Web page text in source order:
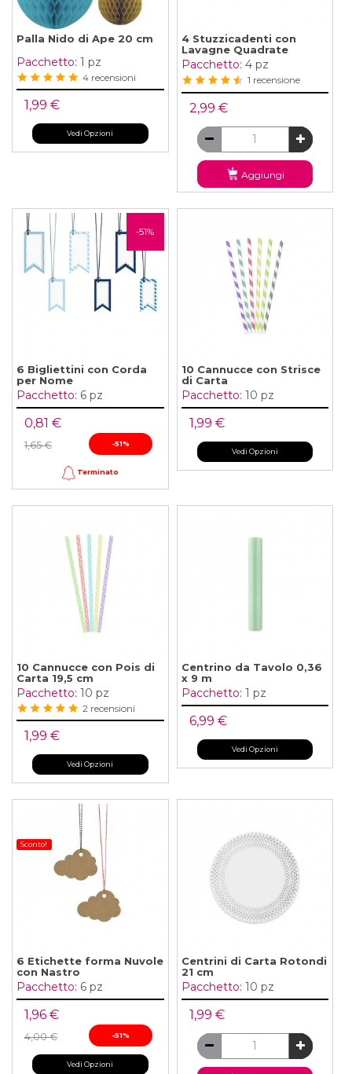
Palla Nido di Ape 20 cm
Pacchetto: 1 pz
4 recensioni
1,99 €
Vedi Opzioni
4 Stuzzicadenti con
Lavagne Quadrate
Pacchetto: 4 pz
1 recensione
2,99 €
Aggiungi
-51%
6 Bigliettini con Corda
per Nome
Pacchetto: 6 pz
0,81 €
1,65 € -51%
Terminato
10 Cannucce con Strisce
di Carta
Pacchetto: 10 pz
1,99 €
Vedi Opzioni
10 Cannucce con Pois di
Carta 19,5 cm
Pacchetto: 10 pz
2 recensioni
1,99 €
Vedi Opzioni
Centrino da Tavolo 0,36
x 9 m
Pacchetto: 1 pz
6,99 €
Vedi Opzioni
Sconto!
6 Etichette forma Nuvole
con Nastro
Pacchetto: 6 pz
1,96 €
4,00 € -51%
Vedi Opzioni
Centrini di Carta Rotondi
21 cm
Pacchetto: 10 pz
1,99 €